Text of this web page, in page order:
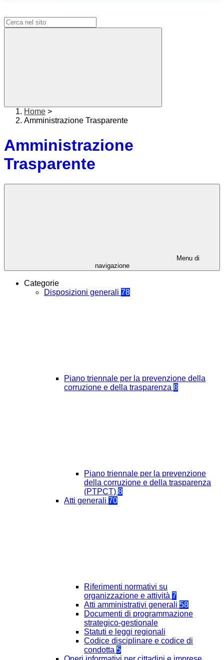
Home >
Amministrazione Trasparente
Amministrazione
Trasparente
Menu di
navigazione
Categorie
Disposizioni generali 78
Piano triennale per la prevenzione della
corruzione e della trasparenza 8
Piano triennale per la prevenzione
della corruzione e della trasparenza
(PTPCT) 8
Atti generali 70
Riferimenti normativi su
organizzazione e attività 7
Atti amministrativi generali 58
Documenti di programmazione
strategico-gestionale
Statuti e leggi regionali
Codice disciplinare e codice di
condotta 5